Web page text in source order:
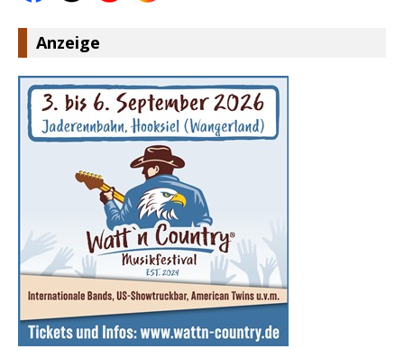
Anzeige